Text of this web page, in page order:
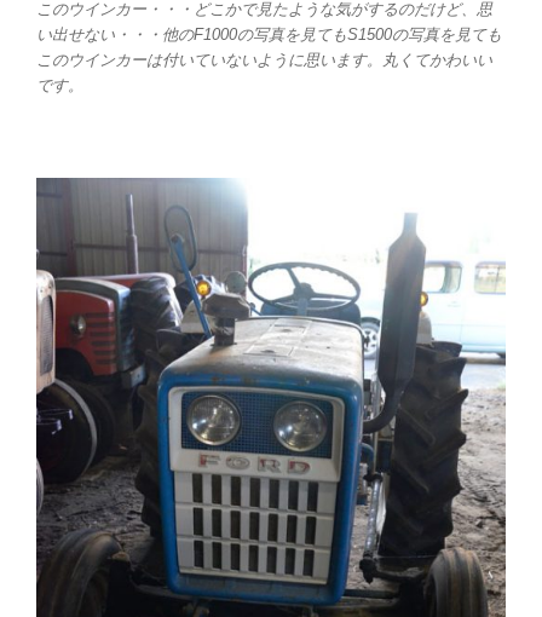
このウインカー・・・どこかで見たような気がするのだけど、思
い出せない・・・他のF1000の写真を見てもS1500の写真を見ても
このウインカーは付いていないように思います。丸くてかわいい
です。